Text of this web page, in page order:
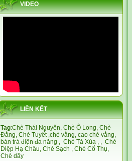
VIDEO
LIÊN KẾT
Tag:Chè Thái Nguyên, Chè Ô Long, Chè
Đắng, Chè Tuyết,chè vằng, cao chè vằng,
bàn trà điện đa năng , Chè Tà Xùa , , Chè
Diệp Hạ Châu, Chè Sạch , Chè Cổ Thụ,
Chè dây